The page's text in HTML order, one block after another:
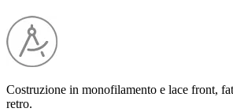
Costruzione in monofilamento e lace front,
retro.